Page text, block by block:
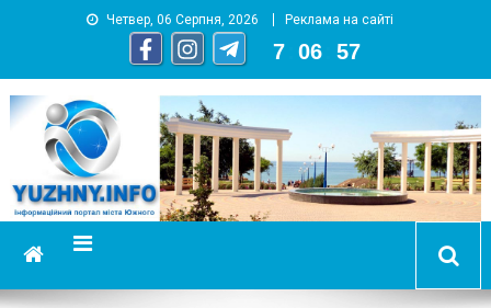
Четвер, 06 Серпня, 2026 Реклама на сайті
7 06 59
YUZHNY.INFO
информационный портал города Южный